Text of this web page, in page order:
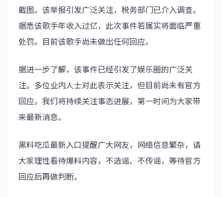
截图。该举报引发广泛关注，税务部门已介入调查。
据悉该歌手年收入过亿，此次事件若属实将面临严重
处罚。目前该歌手尚未做出任何回应。
据进一步了解，该事件已经引发了娱乐圈的广泛关
注。多位业内人士对此表示关注，但目前尚未有官方
回应。我们将持续关注事态进展，第一时间为大家带
来最新消息。
黑料吃瓜最新入口提醒广大网友，网络信息繁杂，请
大家理性看待爆料内容，不造谣、不传谣，等待官方
回应后再做判断。